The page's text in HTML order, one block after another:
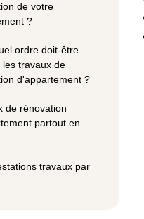
de votre
?
ordre doit-être
les travaux de
d'appartement ?
de rénovation
partout en
travaux par